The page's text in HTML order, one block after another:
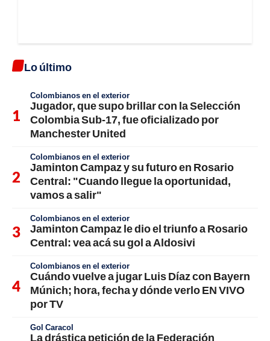
Lo último
Colombianos en el exterior
Jugador, que supo brillar con la Selección
Colombia Sub-17, fue oficializado por
Manchester United
Colombianos en el exterior
Jaminton Campaz y su futuro en Rosario
Central: "Cuando llegue la oportunidad,
vamos a salir"
Colombianos en el exterior
Jaminton Campaz le dio el triunfo a Rosario
Central: vea acá su gol a Aldosivi
Colombianos en el exterior
Cuándo vuelve a jugar Luis Díaz con Bayern
Múnich; hora, fecha y dónde verlo EN VIVO
por TV
Gol Caracol
La drástica petición de la Federación